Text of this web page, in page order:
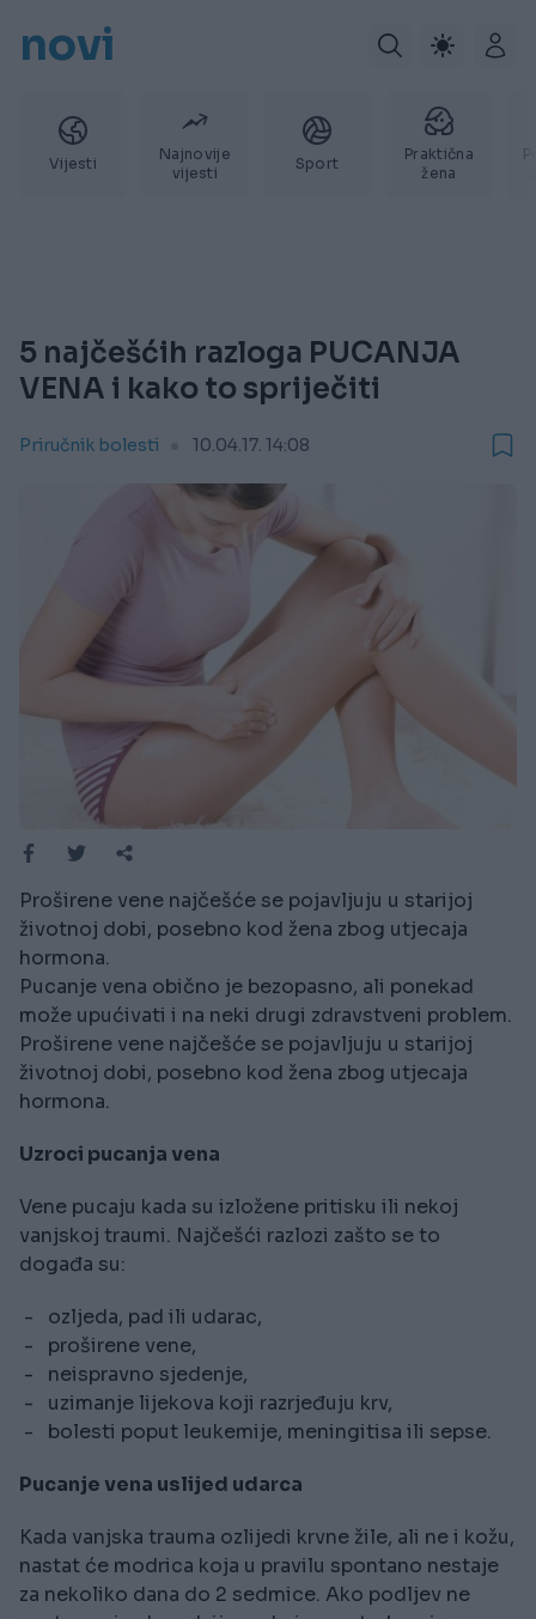
novi
Vijesti
Najnovije
vijesti
Sport
Praktična
žena
5 najčešćih razloga PUCANJA
VENA i kako to spriječiti
Priručnik bolesti 10.04.17. 14:08
Proširene vene najčešće se pojavljuju u starijoj
životnoj dobi, posebno kod žena zbog utjecaja
hormona.
Pucanje vena obično je bezopasno, ali ponekad
može upućivati i na neki drugi zdravstveni problem.
Proširene vene najčešće se pojavljuju u starijoj
životnoj dobi, posebno kod žena zbog utjecaja
hormona.
Uzroci pucanja vena
Vene pucaju kada su izložene pritisku ili nekoj
vanjskoj traumi. Najčešći razlozi zašto se to
događa su:
- ozljeda, pad ili udarac,
- proširene vene,
- neispravno sjedenje,
- uzimanje lijekova koji razrjeđuju krv,
- bolesti poput leukemije, meningitisa ili sepse.
Pucanje vena uslijed udarca
Kada vanjska trauma ozlijedi krvne žile, ali ne i kožu,
nastat će modrica koja u pravilu spontano nestaje
za nekoliko dana do 2 sedmice. Ako podljev ne